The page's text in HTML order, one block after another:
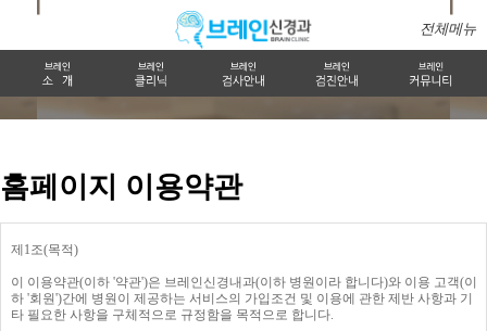
전체메뉴
홈페이지 이용약관